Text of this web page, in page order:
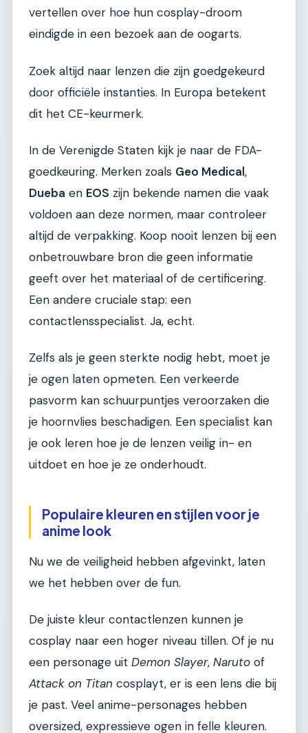
vertellen over hoe hun cosplay-droom
eindigde in een bezoek aan de oogarts.
Zoek altijd naar lenzen die zijn goedgekeurd
door officiële instanties. In Europa betekent
dit het CE-keurmerk.
In de Verenigde Staten kijk je naar de FDA-
goedkeuring. Merken zoals Geo Medical,
Dueba en EOS zijn bekende namen die vaak
voldoen aan deze normen, maar controleer
altijd de verpakking. Koop nooit lenzen bij een
onbetrouwbare bron die geen informatie
geeft over het materiaal of de certificering.
Een andere cruciale stap: een
contactlensspecialist. Ja, echt.
Zelfs als je geen sterkte nodig hebt, moet je
je ogen laten opmeten. Een verkeerde
pasvorm kan schuurpuntjes veroorzaken die
je hoornvlies beschadigen. Een specialist kan
je ook leren hoe je de lenzen veilig in- en
uitdoet en hoe je ze onderhoudt.
Populaire kleuren en stijlen voor je
anime look
Nu we de veiligheid hebben afgevinkt, laten
we het hebben over de fun.
De juiste kleur contactlenzen kunnen je
cosplay naar een hoger niveau tillen. Of je nu
een personage uit Demon Slayer, Naruto of
Attack on Titan cosplayt, er is een lens die bij
je past. Veel anime-personages hebben
oversized, expressieve ogen in felle kleuren.